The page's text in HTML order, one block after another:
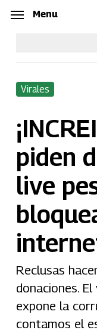
Skip
content
Menu
Virales
piden
live
Reclusas
donaciones.
expone la
contamos el
Menu